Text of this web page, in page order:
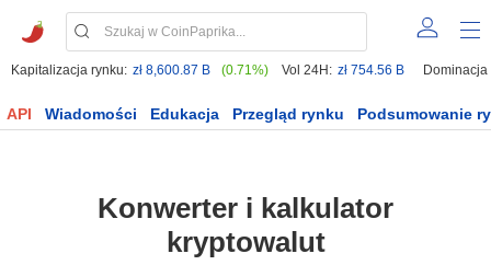
Kapitalizacja rynku: zł 8,600.87 B (0.71%) Vol 24H: zł 754.56 B Dominacja
API Wiadomości Edukacja Przegląd rynku Podsumowanie
Konwerter i kalkulator
kryptowalut